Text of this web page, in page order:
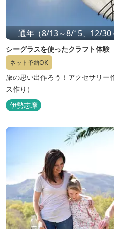
通年（8/13～8/15、12/
②12:00～
シーグラスを使ったクラフト体験
ネット予約OK
旅の思い出作ろう！アクセサリー
ス作り）
伊勢志摩